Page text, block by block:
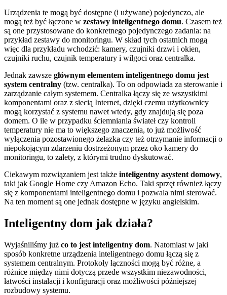
Urządzenia te mogą być dostępne (i używane) pojedynczo, ale
mogą też być łączone w zestawy inteligentnego domu. Czasem też
są one przystosowane do konkretnego pojedynczego zadania: na
przykład zestawy do monitoringu. W skład tych ostatnich mogą
więc dla przykładu wchodzić: kamery, czujniki drzwi i okien,
czujniki ruchu, czujnik temperatury i wilgoci oraz centralka.
Jednak zawsze głównym elementem inteligentnego domu jest
system centralny (tzw. centralka). To on odpowiada za sterowanie i
zarządzanie całym systemem. Centralka łączy się ze wszystkimi
komponentami oraz z siecią Internet, dzięki czemu użytkownicy
mogą korzystać z systemu nawet wtedy, gdy znajdują się poza
domem. O ile w przypadku ściemniania świateł czy kontroli
temperatury nie ma to większego znaczenia, to już możliwość
wyłączenia pozostawionego żelazka czy też otrzymanie informacji o
niepokojącym zdarzeniu dostrzeżonym przez oko kamery do
monitoringu, to zalety, z którymi trudno dyskutować.
Ciekawym rozwiązaniem jest także inteligentny asystent domowy,
taki jak Google Home czy Amazon Echo. Taki sprzęt również łączy
się z komponentami inteligentnego domu i pozwala nimi sterować.
Na ten moment są one jednak dostępne w języku angielskim.
Inteligentny dom jak działa?
Wyjaśniliśmy już co to jest inteligentny dom. Natomiast w jaki
sposób konkretne urządzenia inteligentnego domu łączą się z
systemem centralnym. Protokoły łączności mogą być różne, a
różnice między nimi dotyczą przede wszystkim niezawodności,
łatwości instalacji i konfiguracji oraz możliwości późniejszej
rozbudowy systemu.